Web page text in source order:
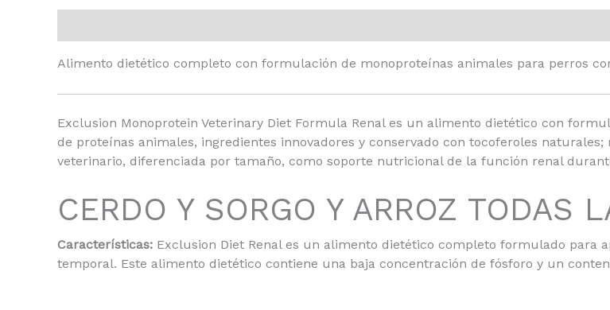
Alimento dietético completo con formulación de monoproteínas animales para perros
Exclusion Monoprotein Veterinary Diet Formula Renal es un alimento dietético con
de proteínas animales, ingredientes innovadores y conservado con tocoferoles
veterinario, diferenciada por tamaño, como soporte nutricional de la función renal
CERDO Y SORGO Y ARROZ TODAS
Características: Exclusion Diet Renal es un alimento dietético completo formulado para
temporal. Este alimento dietético contiene una baja concentración de fósforo y un